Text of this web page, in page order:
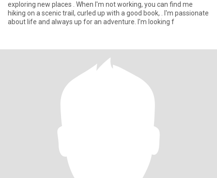
exploring new places . When I'm not working, you can find me
hiking on a scenic trail, curled up with a good book, . I'm passionate
about life and always up for an adventure. I'm looking f